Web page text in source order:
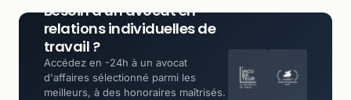
Besoin d'un avocat en
relations individuelles de
travail ?
Accédez en -24h à un avocat
d'affaires sélectionné parmi les
meilleurs, à des honoraires maîtrisés.